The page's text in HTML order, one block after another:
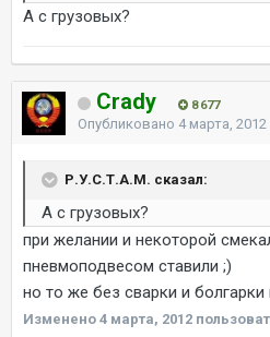
А с грузовых?
Crady 8 677
Опубликовано 4 марта, 2012
Р.У.С.Т.А.М. сказал:
А с грузовых?
при желании и некоторой
пневмоподвесом ставили ;)
но то же без сварки и болгарки
Изменено 4 марта, 2012